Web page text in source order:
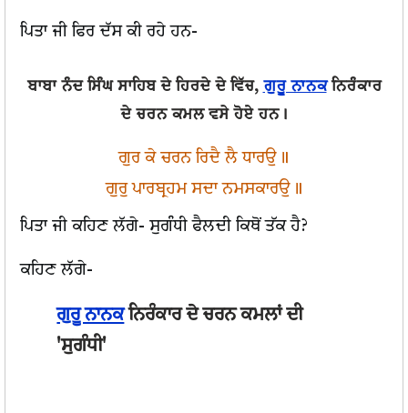
ਪਿਤਾ ਜੀ ਫਿਰ ਦੱਸ ਕੀ ਰਹੇ ਹਨ-
ਬਾਬਾ ਨੰਦ ਸਿੰਘ ਸਾਹਿਬ ਦੇ ਹਿਰਦੇ ਦੇ ਵਿੱਚ, ਗੁਰੂ ਨਾਨਕਨਿਰੰਕਾਰ
ਦੇ ਚਰਨ ਕਮਲ ਵਸੇ ਹੋਏ ਹਨ।
ਗੁਰ ਕੇ ਚਰਨ ਰਿਦੈ ਲੈ ਧਾਰਉ॥
ਗੁਰੁ ਪਾਰਬ੍ਰਹਮ ਸਦਾ ਨਮਸਕਾਰਉ॥
ਪਿਤਾ ਜੀ ਕਹਿਣ ਲੱਗੇ- ਸੁਗੰਧੀ ਫੈਲਦੀ ਕਿਥੋਂ ਤੱਕ ਹੈ?
ਕਹਿਣ ਲੱਗੇ-
ਗੁਰੂ ਨਾਨਕਨਿਰੰਕਾਰ ਦੇ ਚਰਨ ਕਮਲਾਂ ਦੀ
'ਸੁਗੰਧੀ'